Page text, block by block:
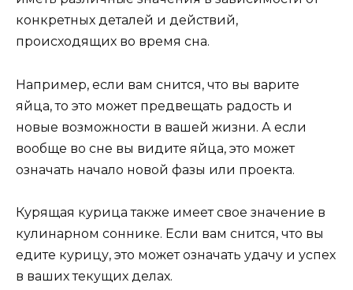
конкретных деталей и действий,
происходящих во время сна.
Например, если вам снится, что вы варите
яйца, то это может предвещать радость и
новые возможности в вашей жизни. А если
вообще во сне вы видите яйца, это может
означать начало новой фазы или проекта.
Курящая курица также имеет свое значение в
кулинарном соннике. Если вам снится, что вы
едите курицу, это может означать удачу и успех
в ваших текущих делах.